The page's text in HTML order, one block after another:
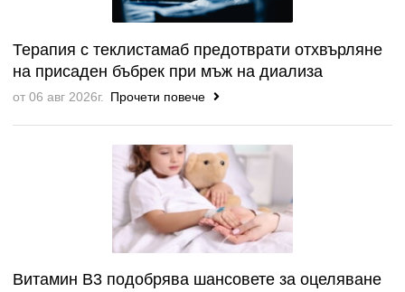
Терапия с теклистамаб предотврати отхвърляне
на присаден бъбрек при мъж на диализа
от 06 авг 2026г. Прочети повече
Витамин B3 подобрява шансовете за оцеляване